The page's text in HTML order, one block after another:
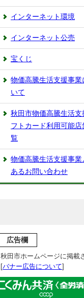
インターネット環境
インターネット公売
宝くじ
物価高騰生活支援事業
いて
秋田市物価高騰生活支
フトカード利用可能店
覧
物価高騰生活支援事業
あるお問い合わせ
広告欄
秋田市ホームページに掲載
[バナー広告について]